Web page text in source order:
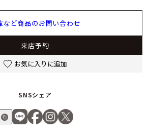
チ、 ローズゴールドのピンバックル
など商品のお問い合わせ
来店予約
お気に入りに追加
SNSシェア